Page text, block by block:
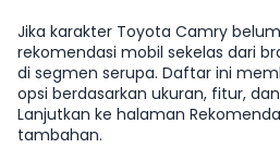
Jika karakter Toyota Camry
rekomendasi mobil sekelas dari
di segmen serupa. Daftar ini
opsi berdasarkan ukuran, fitur,
Lanjutkan ke halaman
tambahan.